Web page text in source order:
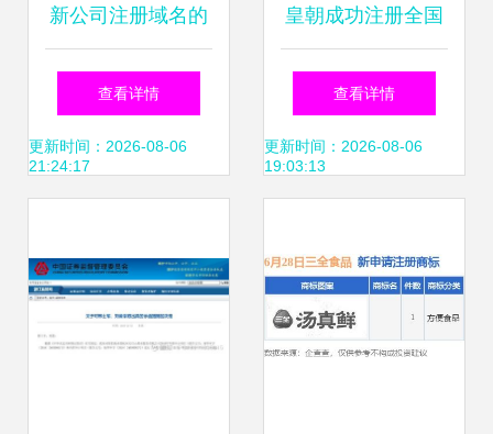
新公司注册域名的
多重价值与选择指
南
查看详情
更新时间：2026-08-06
21:24:17
皇朝成功注册全国
权威点商标，持续
引领互联网域名注
查看详情
更新时间：2026-08-06
19:03:13